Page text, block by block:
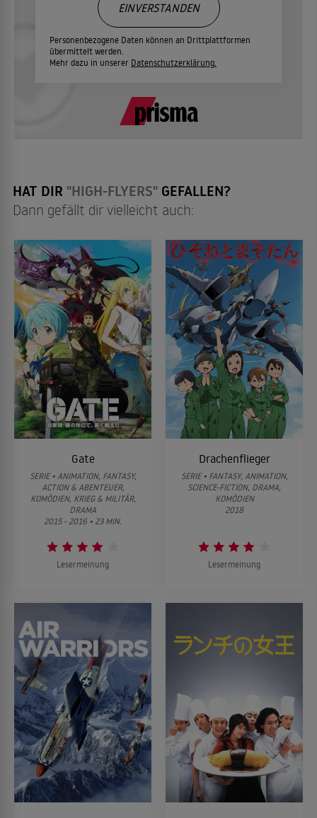
Personenbezogene Daten können an Drittplattformen
übermittelt werden.
Mehr dazu in unserer Datenschutzerklärung.
EINVERSTANDEN
HAT DIR "HIGH-FLYERS" GEFALLEN?
Dann gefällt dir vielleicht auch:
Gate
SERIE • ANIMATION, FANTASY,
ACTION & ABENTEUER,
KOMÖDIEN, KRIEG & MILITÄR,
DRAMA
2015 - 2016 • 23 MIN.
Lesermeinung
Drachenflieger
SERIE • FANTASY, ANIMATION,
SCIENCE-FICTION, DRAMA,
KOMÖDIEN
2018
Lesermeinung